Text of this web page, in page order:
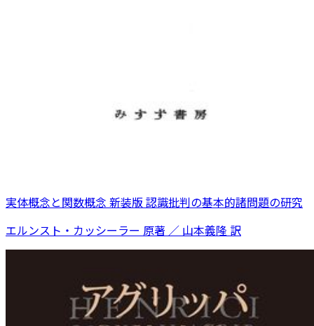
実体概念と関数概念 新装版 認識批判の基本的諸問題の研究
エルンスト・カッシーラー 原著 ／ 山本義隆 訳